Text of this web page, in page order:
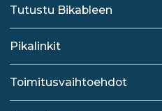
Tutustu Bikableen
Pikalinkit
Toimitusvaihtoehdot